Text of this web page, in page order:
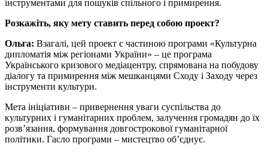
інструментами для пошуків спільного і примирення.
Розкажіть, яку мету ставить перед собою проект?
Ольга: Взагалі, цей проект є частиною програми «Культурна
дипломатія між регіонами України» – це програма
Українського кризового медіацентру, спрямована на побудову
діалогу та примирення між мешканцями Сходу і Заходу через
інструменти культури.
Мета ініціативи – привернення уваги суспільства до
культурних і гуманітарних проблем, залучення громадян до їх
розв’язання, формування довгострокової гуманітарної
політики. Гасло програми – мистецтво об’єднує.